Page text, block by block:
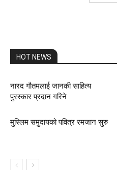
HOT NEWS
नारद गौतमलाई जानकी साहित्य
पुरस्कार प्रदान गरिने
मुस्लिम समुदायको पवित्र रमजान सुरु